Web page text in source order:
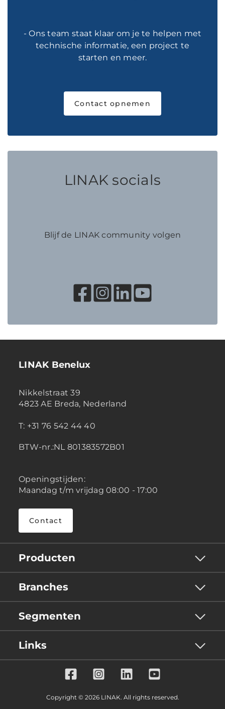
- Ons team staat klaar om je te helpen met
technische informatie, een project te
starten en meer.
Contact opnemen
LINAK socials
Blijf de LINAK community volgen
LINAK Benelux
Nikkelstraat 39
4823 AE Breda, Nederland
T: +31 76 542 44 40
BTW-nr.:NL 801383572B01
Openingstijden:
Maandag t/m vrijdag 08:00 - 17:00
Contact
Producten
Branches
Segmenten
Links
Copyright © 2026 LINAK. All rights reserved.